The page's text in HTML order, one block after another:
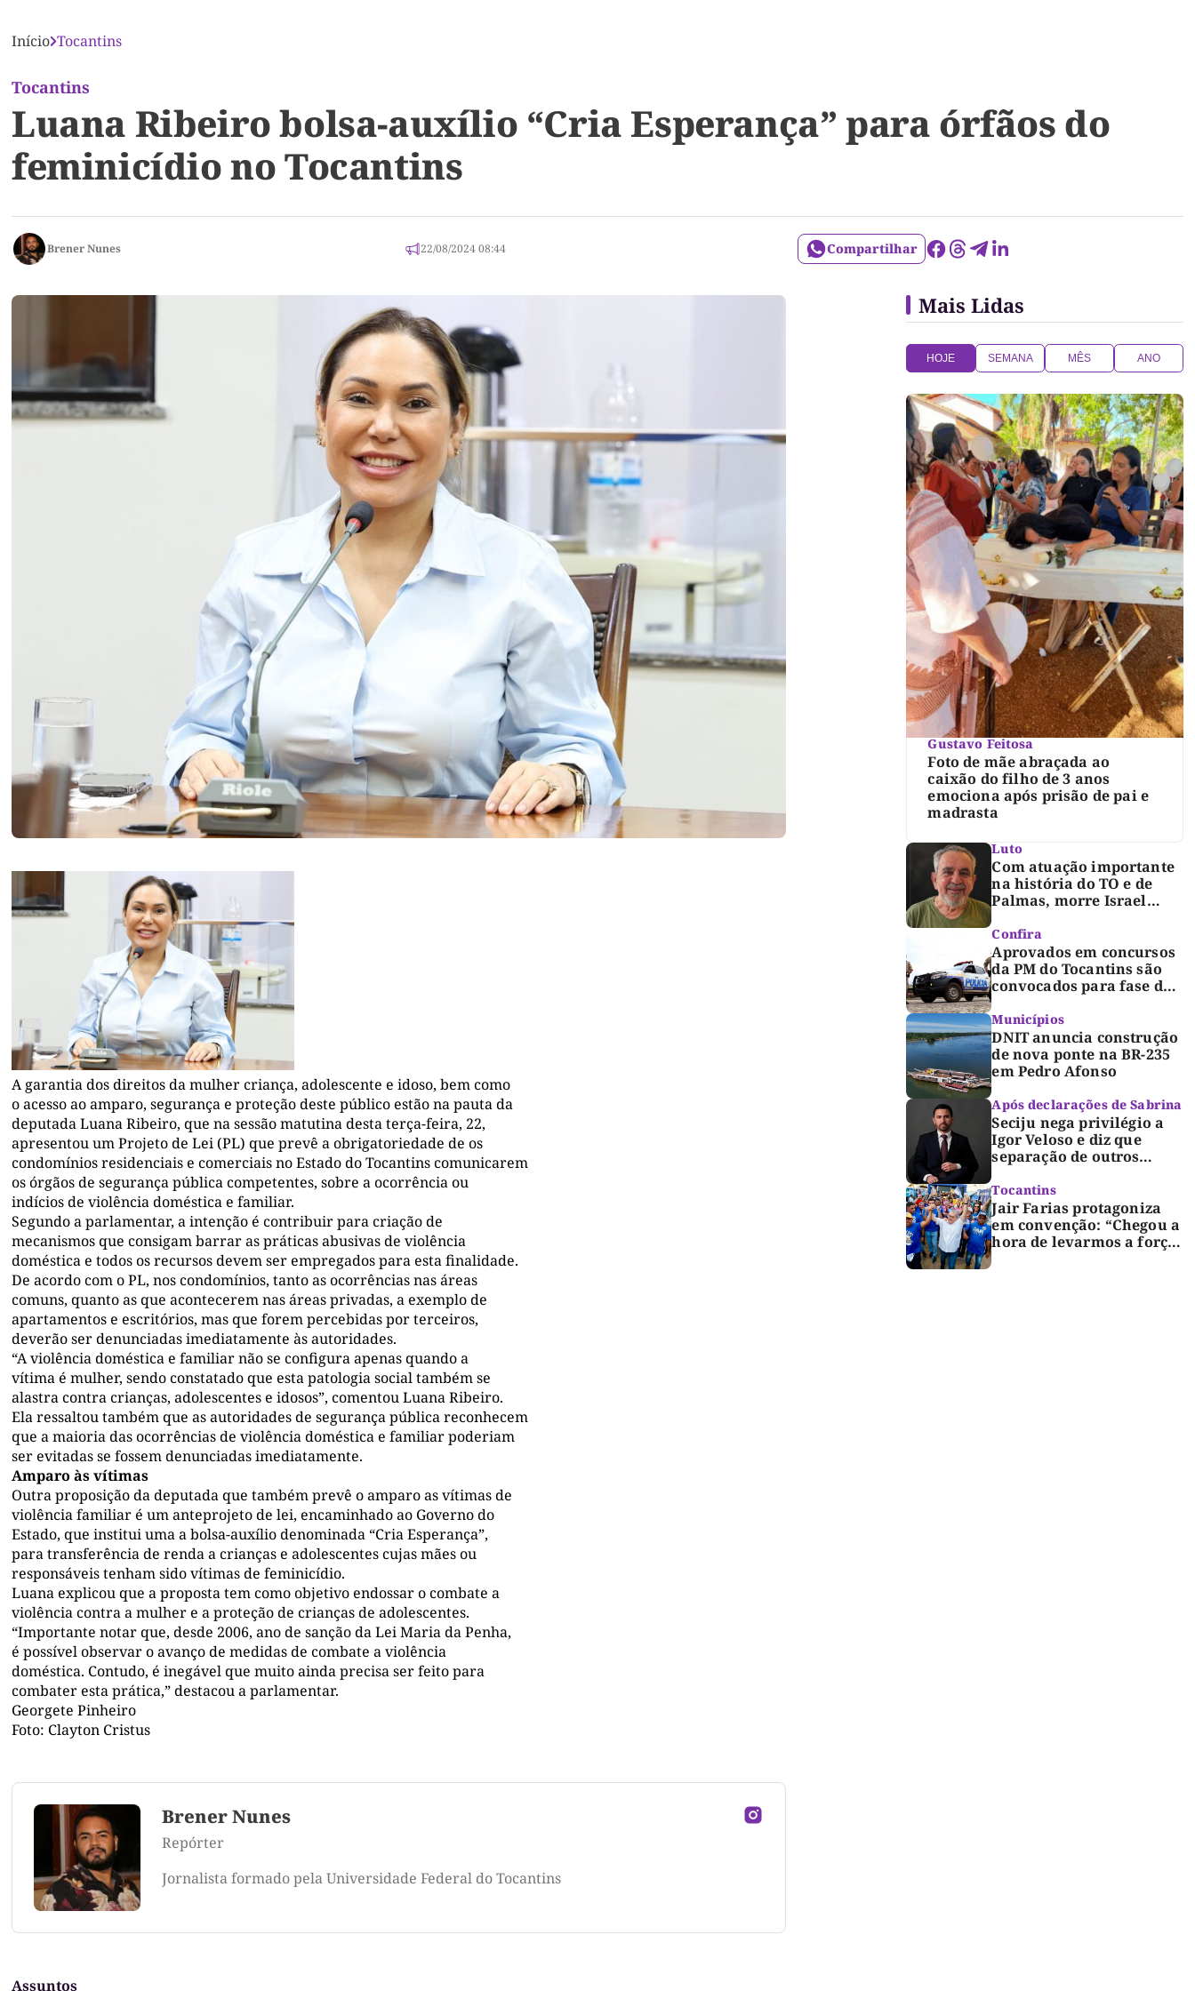
Início Tocantins
Tocantins
Luana Ribeiro bolsa-auxílio “Cria Esperança” para órfãos do
feminicídio no Tocantins
Brener Nunes 22/08/2024 08:44 Compartilhar
A garantia dos direitos da mulher criança, adolescente e idoso, bem como
o acesso ao amparo, segurança e proteção deste público estão na pauta da
deputada Luana Ribeiro, que na sessão matutina desta terça-feira, 22,
apresentou um Projeto de Lei (PL) que prevê a obrigatoriedade de os
condomínios residenciais e comerciais no Estado do Tocantins comunicarem
os órgãos de segurança pública competentes, sobre a ocorrência ou
indícios de violência doméstica e familiar.
Segundo a parlamentar, a intenção é contribuir para criação de
mecanismos que consigam barrar as práticas abusivas de violência
doméstica e todos os recursos devem ser empregados para esta finalidade.
De acordo com o PL, nos condomínios, tanto as ocorrências nas áreas
comuns, quanto as que acontecerem nas áreas privadas, a exemplo de
apartamentos e escritórios, mas que forem percebidas por terceiros,
deverão ser denunciadas imediatamente às autoridades.
“A violência doméstica e familiar não se configura apenas quando a
vítima é mulher, sendo constatado que esta patologia social também se
alastra contra crianças, adolescentes e idosos”, comentou Luana Ribeiro.
Ela ressaltou também que as autoridades de segurança pública reconhecem
que a maioria das ocorrências de violência doméstica e familiar poderiam
ser evitadas se fossem denunciadas imediatamente.
Amparo às vítimas
Outra proposição da deputada que também prevê o amparo as vítimas de
violência familiar é um anteprojeto de lei, encaminhado ao Governo do
Estado, que institui uma a bolsa-auxílio denominada “Cria Esperança”,
para transferência de renda a crianças e adolescentes cujas mães ou
responsáveis tenham sido vítimas de feminicídio.
Luana explicou que a proposta tem como objetivo endossar o combate a
violência contra a mulher e a proteção de crianças de adolescentes.
“Importante notar que, desde 2006, ano de sanção da Lei Maria da Penha,
é possível observar o avanço de medidas de combate a violência
doméstica. Contudo, é inegável que muito ainda precisa ser feito para
combater esta prática,” destacou a parlamentar.
Georgete Pinheiro
Foto: Clayton Cristus
Brener Nunes
Repórter
Jornalista formado pela Universidade Federal do Tocantins
Assuntos
Mais Lidas
HOJE SEMANA MÊS ANO
Gustavo Feitosa
Foto de mãe abraçada ao
caixão do filho de 3 anos
emociona após prisão de pai e
madrasta
Luto
Com atuação importante
na história do TO e de
Palmas, morre Israel
luto oficial de três dias
Confira
Aprovados em concursos
da PM do Tocantins são
convocados para fase de
Municípios
DNIT anuncia construção
de nova ponte na BR-235
em Pedro Afonso
Após declarações de Sabrina
Seciju nega privilégio a
Igor Veloso e diz que
separação de outros
segurança
Tocantins
Jair Farias protagoniza
em convenção: “Chegou a
hora de levarmos a força